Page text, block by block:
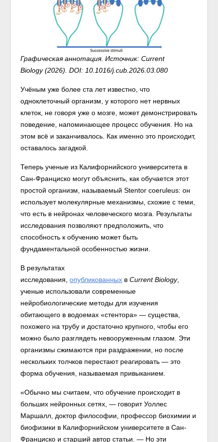
Графическая аннотация. Источник: Current
Biology (2026). DOI: 10.1016/j.cub.2026.03.080
Учёным уже более ста лет известно, что
одноклеточный организм, у которого нет нервных
клеток, не говоря уже о мозге, может демонстрировать
поведение, напоминающее процесс обучения. Но на
этом всё и заканчивалось. Как именно это происходит,
оставалось загадкой.
Теперь ученые из Калифорнийского университета в
Сан-Франциско могут объяснить, как обучается этот
простой организм, называемый Stentor coeruleus: он
использует молекулярные механизмы, схожие с теми,
что есть в нейронах человеческого мозга. Результаты
исследования позволяют предположить, что
способность к обучению может быть
фундаментальной особенностью жизни.
В результатах
исследования,опубликованных вCurrent Biology,
ученые использовали современные
нейробиологические методы для изучения
обитающего в водоемах «стентора» — существа,
похожего на трубу и достаточно крупного, чтобы его
можно было разглядеть невооруженным глазом. Эти
организмы сжимаются при раздражении, но после
нескольких толчков перестают реагировать — это
форма обучения, называемая привыканием.
«Обычно мы считаем, что обучение происходит в
больших нейронных сетях, — говорит Уоллес
Маршалл, доктор философии, профессор биохимии и
биофизики в Калифорнийском университете в Сан-
Франциско и старший автор статьи. — Но эти